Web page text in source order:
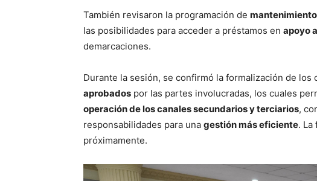
También revisaron la programación de
las posibilidades para acceder a préstamos en apoyo
demarcaciones.
Durante la sesión, se confirmó la formalización de los
aprobados por las partes involucradas, los cuales
operación de los canales secundarios y terciarios,
responsabilidades para una gestión más eficiente. La
próximamente.